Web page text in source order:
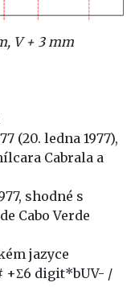
V + 3 mm
(20. ledna 1977),
Cabrala a
shodné s
Cabo Verde
jazyce
+Σ6 digit*bUV- /